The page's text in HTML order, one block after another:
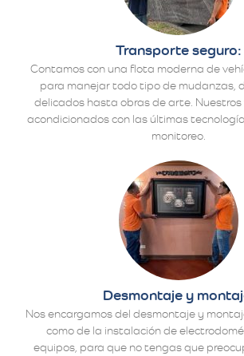
Transporte seguro:
Contamos con una flota moderna de
para manejar todo tipo de mudanzas,
delicados hasta obras de arte. Nuestros
acondicionados con las últimas
monitoreo.
Desmontaje y
Nos encargamos del desmontaje y
como de la instalación de
equipos, para que no tengas que